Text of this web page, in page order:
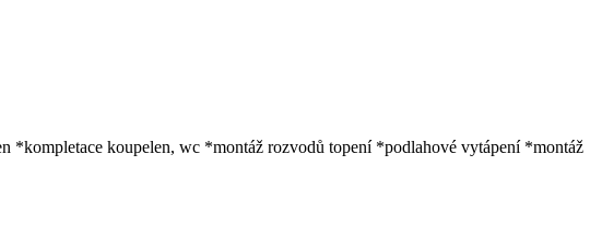
*kompletace koupelen, wc *montáž rozvodů topení *podlahové vytápení *montáž